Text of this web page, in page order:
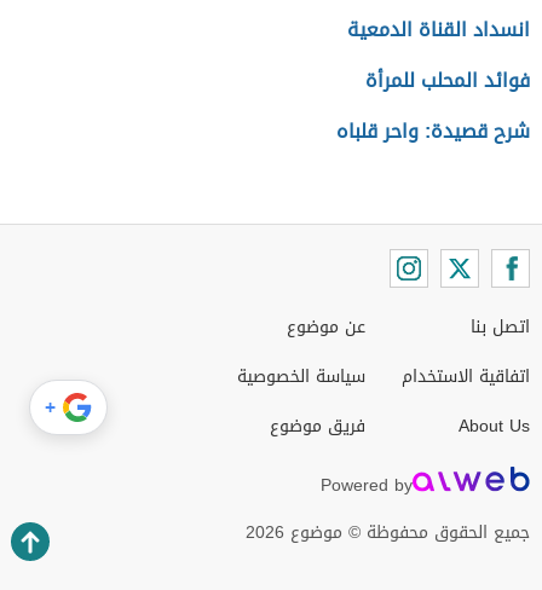
انسداد القناة الدمعية
فوائد المحلب للمرأة
شرح قصيدة: واحر قلباه
اتصل بنا
اتفاقية الاستخدام
About Us
عن موضوع
سياسة الخصوصية
فريق موضوع
Powered by
جميع الحقوق محفوظة © موضوع 2026
+